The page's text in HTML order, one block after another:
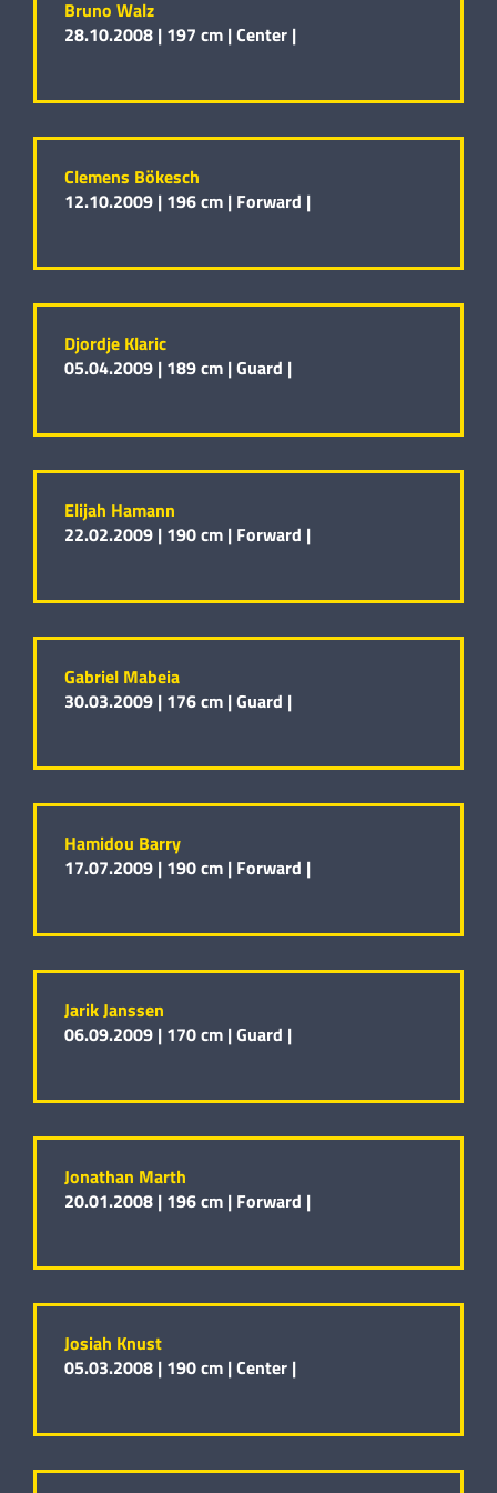
Bruno Walz
28.10.2008 | 197 cm |Center |
Clemens Bökesch
12.10.2009 | 196 cm | Forward |
Djordje Klaric
05.04.2009 | 189 cm |Guard |
Elijah Hamann
22.02.2009 | 190 cm | Forward |
Gabriel Mabeia
30.03.2009 | 176 cm |Guard |
Hamidou Barry
17.07.2009 | 190 cm | Forward |
Jarik Janssen
06.09.2009 | 170 cm |Guard |
Jonathan Marth
20.01.2008 | 196 cm | Forward |
Josiah Knust
05.03.2008 | 190 cm |Center |